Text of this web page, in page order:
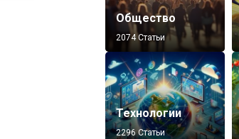
Общество
2074 Статьи
Технологии
2296 Статьи